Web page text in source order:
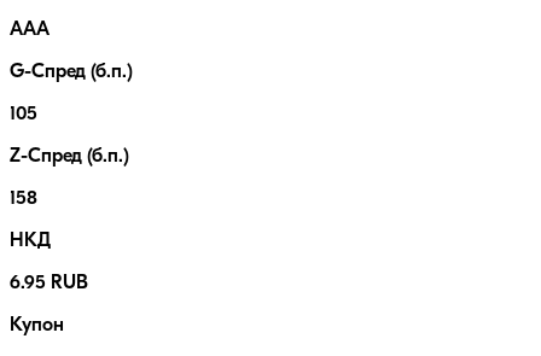
AAA
G-Спред (б.п.)
105
Z-Спред (б.п.)
158
НКД
6.95 RUB
Купон